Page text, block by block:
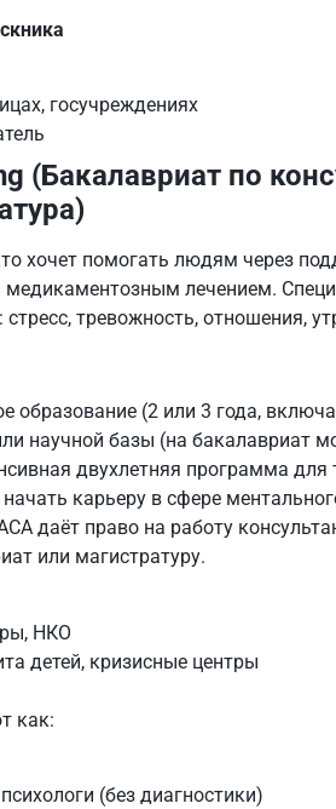
госучреждениях
(Бакалавриат по
хочет помогать людям через
медикаментозным лечением.
тревожность, отношения,
образование (2 или 3 года,
научной базы (на бакалавриат
двухлетняя программа для
карьеру в сфере
даёт право на работу
или магистратуру.
НКО
детей, кризисные центры
как:
(без диагностики)